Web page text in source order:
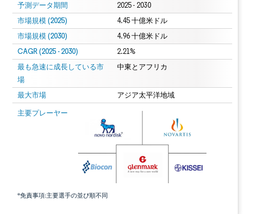
予測データ期間 2025 - 2030
市場規模 (2025) 4.45 十億米ドル
市場規模 (2030) 4.96 十億米ドル
CAGR (2025 - 2030) 2.21%
最も急速に成長している市
場
中東とアフリカ
最大市場 アジア太平洋地域
主要プレーヤー
*免責事項:主要選手の並び順不同